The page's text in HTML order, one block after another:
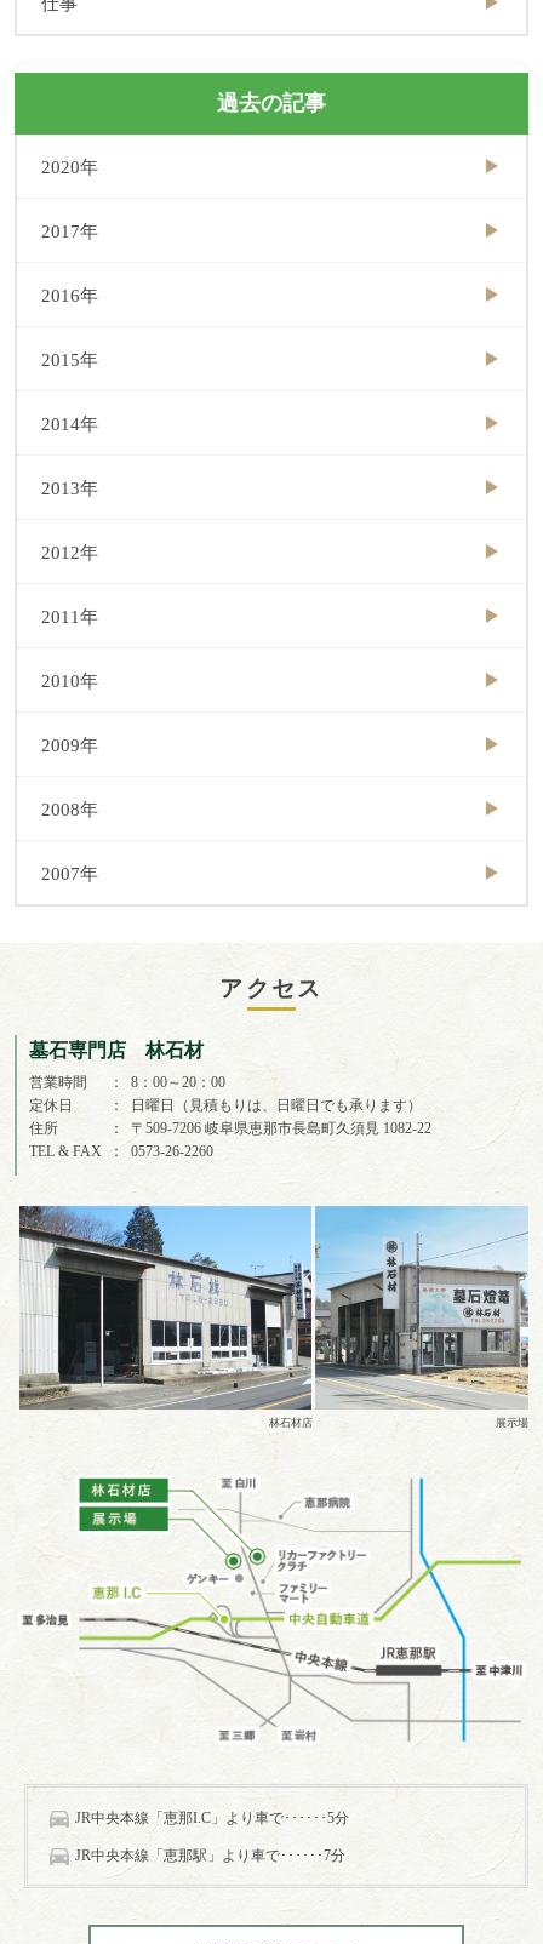
過去の記事
2020年
2017年
2016年
2015年
2014年
2013年
2012年
2011年
2010年
2009年
2008年
2007年
アクセス
墓石専門店 林石材
営業時間
8：00～20：00
定休日
日曜日（見積もりは、日曜日でも承ります）
住所
〒509-7206 岐阜県恵那市長島町久須見 1082-22
TEL & FAX
0573-26-2260
林石材店 展示場
JR中央本線「恵那I.C」より車で･･････5分
JR中央本線「恵那駅」より車で･･････7分